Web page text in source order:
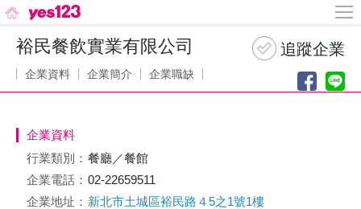
裕民餐飲實業有限公司
企業資料 企業簡介 企業職缺
企業資料
行業類別： 餐廳／餐館
企業電話： 02-22659511
企業地址： 新北市土城區裕民路４5之1號1樓